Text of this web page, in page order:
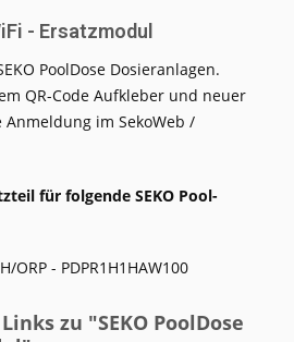
- Ersatzmodul
PoolDose Dosieranlagen.
QR-Code Aufkleber und neuer
im SekoWeb /
für folgende SEKO Pool-
ORP - PDPR1H1HAW100
zu "SEKO PoolDose